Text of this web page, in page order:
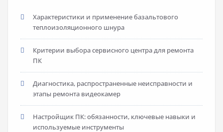
Характеристики и применение базальтового
теплоизоляционного шнура
Критерии выбора сервисного центра для ремонта
ПК
Диагностика, распространенные неисправности и
этапы ремонта видеокамер
Настройщик ПК: обязанности, ключевые навыки и
используемые инструменты